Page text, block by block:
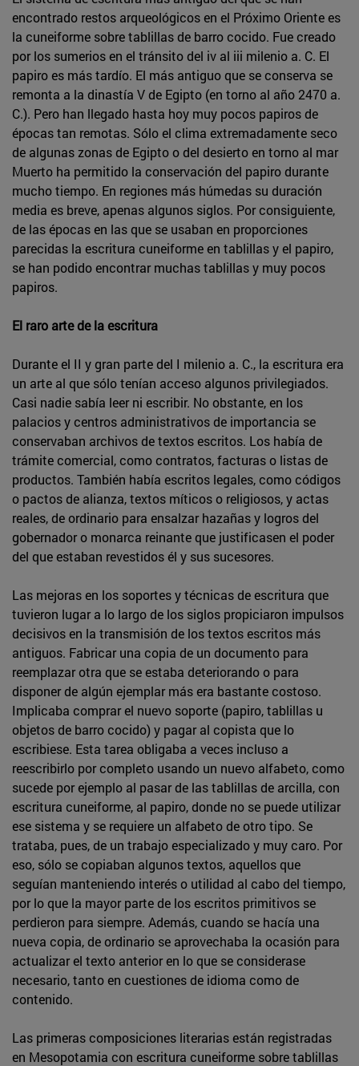
encontrado restos arqueológicos en el Próximo Oriente es
la cuneiforme sobre tablillas de barro cocido. Fue creado
por los sumerios en el tránsito del iv al iii milenio a. C. El
papiro es más tardío. El más antiguo que se conserva se
remonta a la dinastía V de Egipto (en torno al año 2470 a.
C.). Pero han llegado hasta hoy muy pocos papiros de
épocas tan remotas. Sólo el clima extremadamente seco
de algunas zonas de Egipto o del desierto en torno al mar
Muerto ha permitido la conservación del papiro durante
mucho tiempo. En regiones más húmedas su duración
media es breve, apenas algunos siglos. Por consiguiente,
de las épocas en las que se usaban en proporciones
parecidas la escritura cuneiforme en tablillas y el papiro,
se han podido encontrar muchas tablillas y muy pocos
papiros.
El raro arte de la escritura
Durante el II y gran parte del I milenio a. C., la escritura era
un arte al que sólo tenían acceso algunos privilegiados.
Casi nadie sabía leer ni escribir. No obstante, en los
palacios y centros administrativos de importancia se
conservaban archivos de textos escritos. Los había de
trámite comercial, como contratos, facturas o listas de
productos. También había escritos legales, como códigos
o pactos de alianza, textos míticos o religiosos, y actas
reales, de ordinario para ensalzar hazañas y logros del
gobernador o monarca reinante que justificasen el poder
del que estaban revestidos él y sus sucesores.
Las mejoras en los soportes y técnicas de escritura que
tuvieron lugar a lo largo de los siglos propiciaron impulsos
decisivos en la transmisión de los textos escritos más
antiguos. Fabricar una copia de un documento para
reemplazar otra que se estaba deteriorando o para
disponer de algún ejemplar más era bastante costoso.
Implicaba comprar el nuevo soporte (papiro, tablillas u
objetos de barro cocido) y pagar al copista que lo
escribiese. Esta tarea obligaba a veces incluso a
reescribirlo por completo usando un nuevo alfabeto, como
sucede por ejemplo al pasar de las tablillas de arcilla, con
escritura cuneiforme, al papiro, donde no se puede utilizar
ese sistema y se requiere un alfabeto de otro tipo. Se
trataba, pues, de un trabajo especializado y muy caro. Por
eso, sólo se copiaban algunos textos, aquellos que
seguían manteniendo interés o utilidad al cabo del tiempo,
por lo que la mayor parte de los escritos primitivos se
perdieron para siempre. Además, cuando se hacía una
nueva copia, de ordinario se aprovechaba la ocasión para
actualizar el texto anterior en lo que se considerase
necesario, tanto en cuestiones de idioma como de
contenido.
Las primeras composiciones literarias están registradas
en Mesopotamia con escritura cuneiforme sobre tablillas